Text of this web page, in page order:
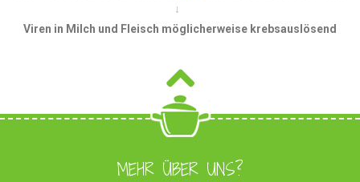
Viren in Milch und Fleisch möglicherweise krebsauslösend
MEHR ÜBER UNS?